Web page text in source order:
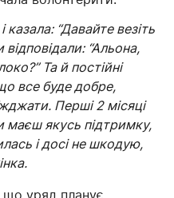
“Давайте везіть
“Альона,
Та й постійні
все буде добре,
Перші 2 місяці
маєш якусь підтримку,
і досі не шкодую,